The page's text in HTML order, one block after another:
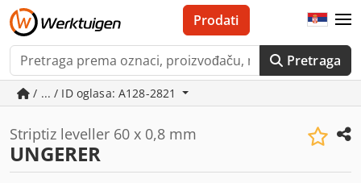
Pretraga
Prodati
/ ... / ID oglasa: A128-2821
Striptiz leveller 60 x 0,8 mm
UNGERER